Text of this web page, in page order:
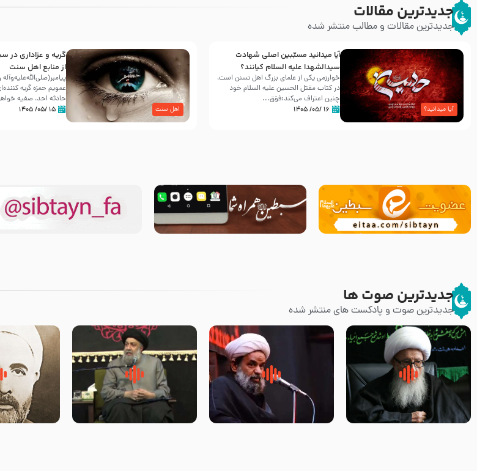
جدیدترین مقالات
جدیدترین مقالات و مطالب منتشر شده
آیا میدانید؟
آیا میدانید مسبّبین اصلی شهادت
سیدالشهدا علیه ‌السلام کیانند؟
خوارزمی یکی از علمای بزرگ اهل تسنن است،
در کتاب مقتل الحسین علیه ‌السلام خود
چنین اعتراف می‌کند:فوَق...
۱۶ /۰۵/ ۱۴۰۵ اهل سنت
گریه و عزاداری در
از منابع اهل سنت
عمویم حمزه گریه
حادثه احد، صفیه
۱۵ /۰۵/ ۱۴۰۵
جدیدترین صوت ها
جدیدترین صوت و پادکست های منتشر شده
زوّار اربعین امام حسین (علیه
السلام) با این اشتیاق به زیارت
روضه جانسوز پاره های جگر امام
حسن مجتبی علیه السلام-حجت
لقب حضرت رقیه سلام الله علیها
به چه معناست – حجت الاسلام
روضه‌ی مجلس
اسارت